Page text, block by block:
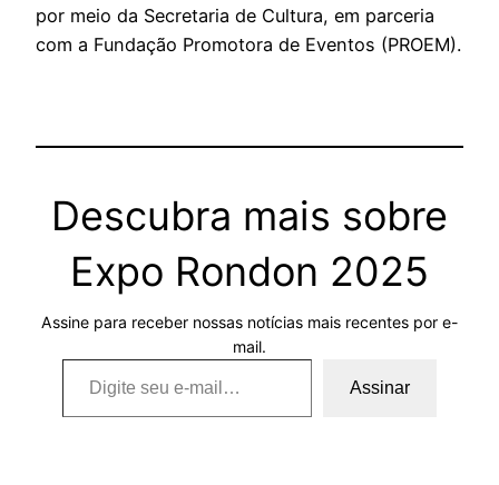
por meio da Secretaria de Cultura, em parceria
com a Fundação Promotora de Eventos (PROEM).
Descubra mais sobre
Expo Rondon 2025
Assine para receber nossas notícias mais recentes por e-
mail.
Digite seu e-mail…
Assinar